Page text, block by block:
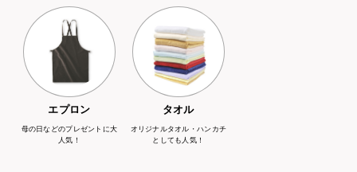
エプロン
母の日などのプレゼントに大
人気！
タオル
オリジナルタオル・ハンカチ
としても人気！